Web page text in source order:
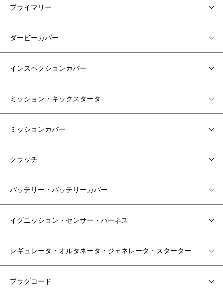
プライマリー
ダービーカバー
インスペクションカバー
ミッション・キックスタータ
ミッションカバー
クラッチ
バッテリー・バッテリーカバー
イグニッション・センサー・ハーネス
レギュレータ・オルタネータ・ジェネレータ・スターター
プラグコード